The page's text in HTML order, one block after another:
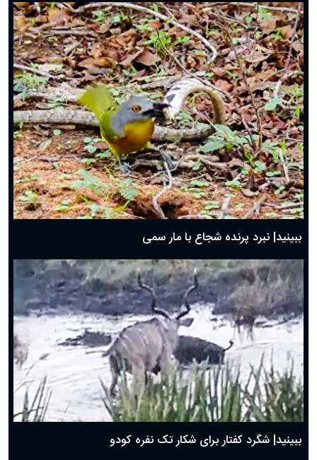
ببینید| نبرد پرنده شجاع با مار سمی
ببینید| شگرد کفتار برای شکار تک نفره کودو